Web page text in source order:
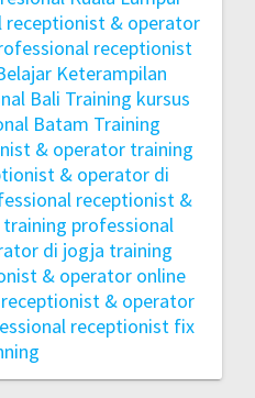
receptionist & operator
receptionist
Keterampilan
Bali Training kursus
Batam Training
& operator training
& operator di
receptionist &
training professional
di jogja training
& operator online
& operator
receptionist fix